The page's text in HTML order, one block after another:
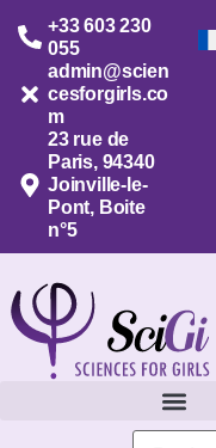
+33 603 230
055
admin@scien
cesforgirls.co
m
23 rue de
Paris, 94340
Joinville-le-
Pont, Boite
n°5